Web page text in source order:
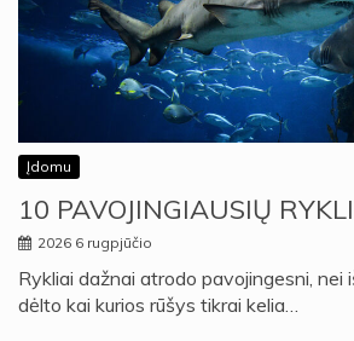
Įdomu
10 PAVOJINGIAUSIŲ
2026 6 rugpjūčio
Rykliai dažnai atrodo pavojingesni, nei
dėlto kai kurios rūšys tikrai kelia…